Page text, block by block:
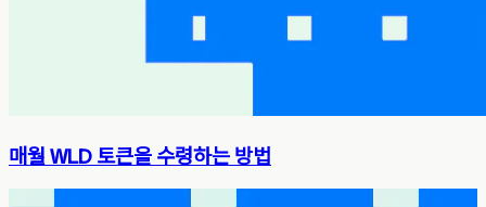
매월 WLD 토큰을 수령하는 방법